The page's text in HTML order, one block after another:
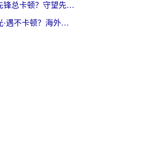
海外玩守望先锋总卡顿？守望先锋游戏加速器在哪里买&避坑指南（附欧洲非洲游戏实测）
台湾怎么玩光·遇不卡顿？海外党国服游戏加速终极攻略（附实测体验）